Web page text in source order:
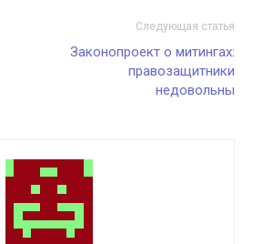
Следующая статья
Законопроект о митингах:
правозащитники
недовольны